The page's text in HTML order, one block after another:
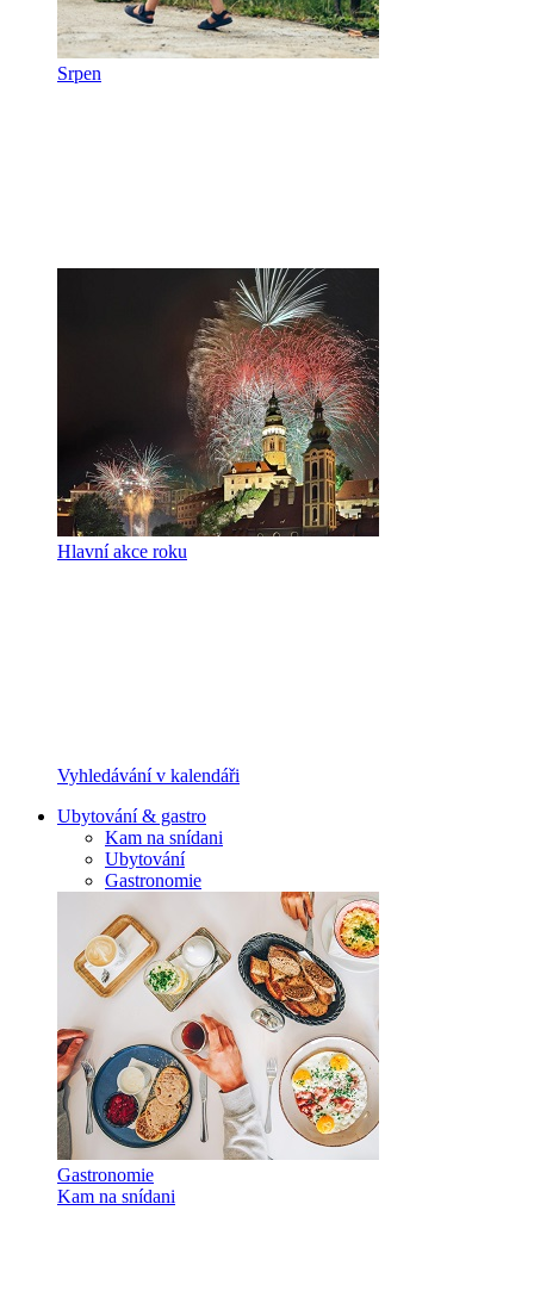
Srpen
Hlavní akce roku
Vyhledávání v kalendáři
Ubytování & gastro
Kam na snídani
Ubytování
Gastronomie
Gastronomie
Kam na snídani